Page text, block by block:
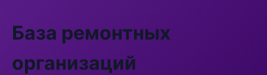
База ремонтных
организаций